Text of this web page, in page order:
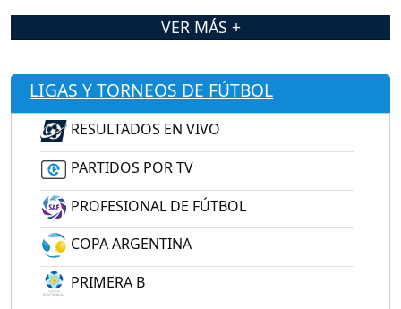
VER MÁS +
LIGAS Y TORNEOS DE FÚTBOL
RESULTADOS EN VIVO
PARTIDOS POR TV
PROFESIONAL DE FÚTBOL
COPA ARGENTINA
PRIMERA B